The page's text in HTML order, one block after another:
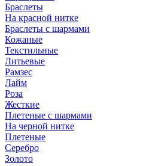
Браслеты
На красной нитке
Браслеты с шармами
Кожаные
Текстильные
Литьевые
Рамзес
Лайм
Роза
Жесткие
Плетеные с шармами
На черной нитке
Плетеные
Серебро
Золото